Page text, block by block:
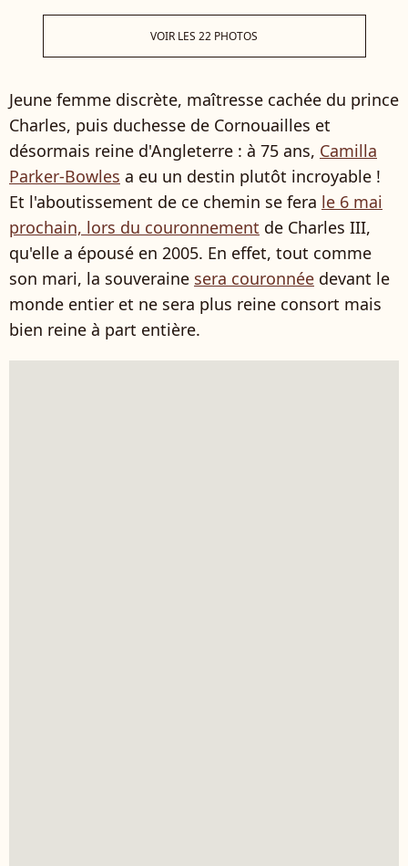
VOIR LES 22 PHOTOS
Jeune femme discrète, maîtresse cachée du prince
Charles, puis duchesse de Cornouailles et
désormais reine d'Angleterre : à 75 ans, Camilla
Parker-Bowles a eu un destin plutôt incroyable !
Et l'aboutissement de ce chemin se fera le 6 mai
prochain, lors du couronnement de Charles III,
qu'elle a épousé en 2005. En effet, tout comme
son mari, la souveraine sera couronnée devant le
monde entier et ne sera plus reine consort mais
bien reine à part entière.